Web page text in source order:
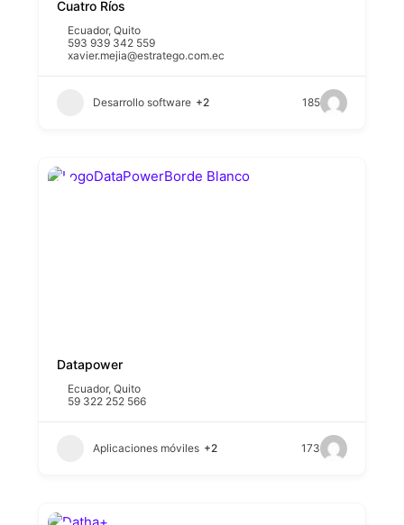
Cuatro Ríos
Ecuador,Quito
593 939 342 559
xavier.mejia@estratego.com.ec
Desarrollo software +2 185
Datapower
Ecuador,Quito
59 322 252 566
Aplicaciones móviles +2 173